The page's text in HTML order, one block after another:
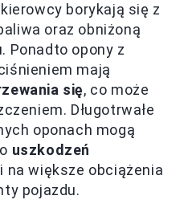
borykają się z
oraz obniżoną
Ponadto opony z
mają
się, co może
Długotrwałe
oponach mogą
uszkodzeń
na większe obciążenia
pojazdu.